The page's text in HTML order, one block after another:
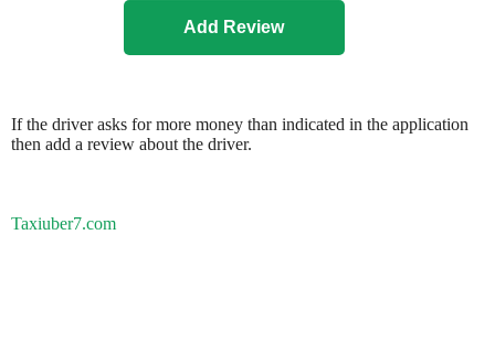
If the driver asks for more money than indicated in the application
then add a review about the driver.
Taxiuber7.com